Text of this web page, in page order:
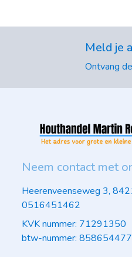
Meld je
Ontvang
Neem contact met
Heerenveenseweg 3,
0516451462
KVK nummer: 71291350
btw-nummer: